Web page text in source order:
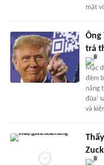
mặt
Ông
trả
Mặc
đêm
năng
đũa'
và